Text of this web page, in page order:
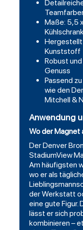
Maße: 5,5
Kunststoff
Robust
Genuss
Passend
wie den
Mitchell &
Anwendung
Wo der Magnet
Der Denver
StadiumView
Am häufigsten
wo er als
der Werkstatt
eine gute Figur.
lässt er sich
kombinieren –